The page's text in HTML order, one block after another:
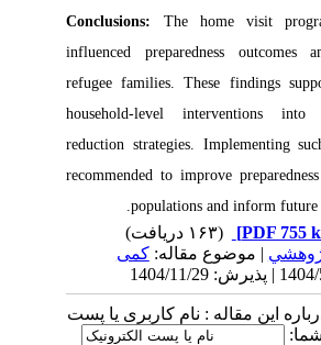
Conclusions:The home visit
influenced preparedness outcomes
refugee families. These findings
household-level interventions
reduction strategies. Implementing
recommended to improve
populations and inform
| موضوع مقاله:کمی
این مقاله : نام کاربری یا پست